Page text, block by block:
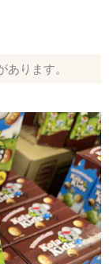
ります。